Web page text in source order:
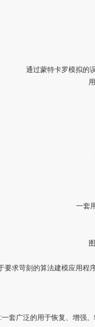
通过蒙特卡罗模拟的
一套
要求苛刻的算法建模应用程
一套广泛的用于恢复、增强